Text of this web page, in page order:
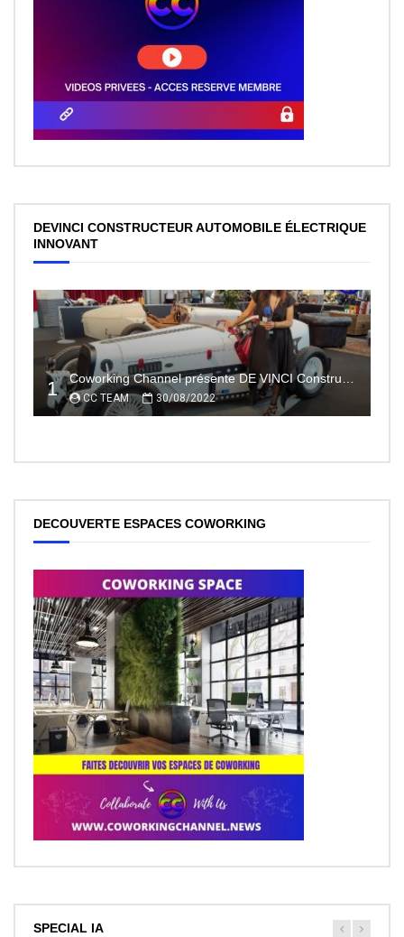
DEVINCI CONSTRUCTEUR AUTOMOBILE ÉLECTRIQUE
INNOVANT
1 Coworking Channel présente DE VINCI Constructeur automobile électrique innovant 100% made In France
CC TEAM 30/08/2022
DECOUVERTE ESPACES COWORKING
SPECIAL IA